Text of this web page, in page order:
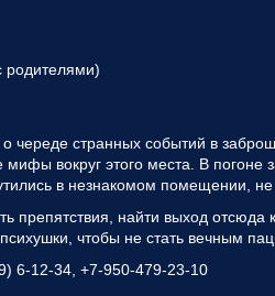
родителями)
череде странных событий в
вокруг этого места. В погоне
в незнакомом помещении,
препятствия, найти выход отсюда
чтобы не стать вечным
6-12-34, +7-950-479-23-10